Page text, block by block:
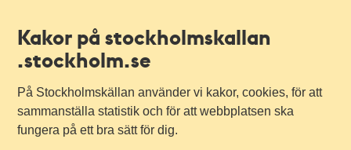
Kakor på stockholmskallan
.stockholm.se
På Stockholmskällan använder vi kakor, cookies, för att
sammanställa statistik och för att webbplatsen ska
fungera på ett bra sätt för dig.